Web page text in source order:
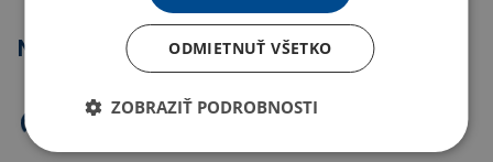
NajpredávanejšieODMIETNUŤ VŠETKO
ZOBRAZIŤ PODROBNOSTI